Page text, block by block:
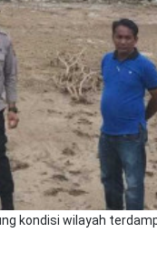
kondisi wilayah